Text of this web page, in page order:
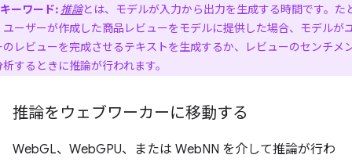
キーワード: 推論とは、モデルが入力から出力を生成する時間です。た
ユーザーが作成した商品レビューをモデルに提供した場合、モデルが
のレビューを完成させるテキストを生成するか、レビューのセンチメ
するときに推論が行われます。
推論をウェブワーカーに移動する
WebGL、WebGPU、または WebNN を介して推論が行わ